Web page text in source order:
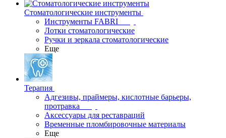
Стоматологические инструменты
Инструменты FABRI
Лотки стоматологические
Ручки и зеркала стоматологические
Еще
Терапия
Адгезивы, праймеры, кислотные барьеры,
протравка
Аксессуары для реставраций
Временные пломбировочные материалы
Еще